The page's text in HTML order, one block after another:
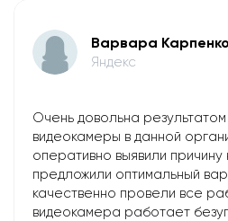
Варвара Карпенко
Яндекс
Очень довольна
видеокамеры в данной
оперативно выявили причину
предложили оптимальный
качественно провели все
видеокамера работает